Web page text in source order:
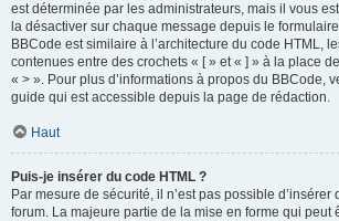
est déterminée par les administrateurs, mais il vous
la désactiver sur chaque message depuis le
BBCode est similaire à l’architecture du code HTML,
contenues entre des crochets « [ » et « ] » à la place
« > ». Pour plus d’informations à propos du BBCode,
guide qui est accessible depuis la page de rédaction.
Haut
Puis-je insérer du code HTML ?
Par mesure de sécurité, il n’est pas possible d’insérer
forum. La majeure partie de la mise en forme qui peut